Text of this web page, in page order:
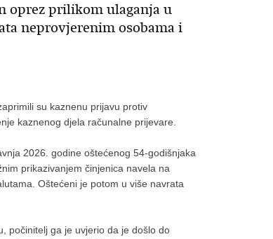
oprez prilikom ulaganja u
neprovjerenim osobama i
su kaznenu prijavu protiv
kaznenog djela računalne prijevare.
2026. godine oštećenog 54-godišnjaka
prikazivanjem činjenica navela na
Oštećeni je potom u više navrata
počinitelj ga je uvjerio da je došlo do